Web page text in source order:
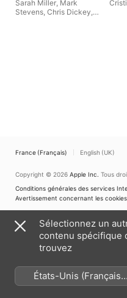
Sarah Miller, Mark
Stevens, Chris Dickey,
France (Français) English (UK)
Copyright © 2026 Apple Inc. Tous
Conditions générales des services
Avertissement concernant les cookies
Sélectionnez un
contenu spécifique
trouvez
États-Unis (Français
France)